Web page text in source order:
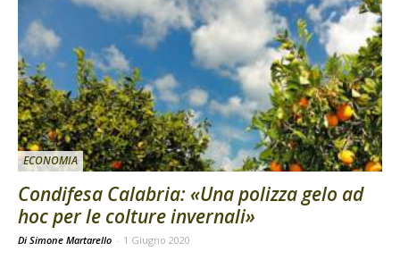
ECONOMIA
Condifesa Calabria: «Una polizza gelo ad
hoc per le colture invernali»
Di Simone Martarello - 1 Giugno 2020